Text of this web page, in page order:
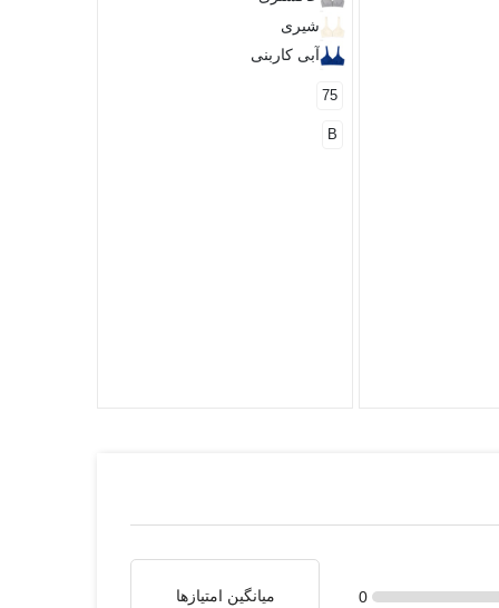
شیری
آبی کاربنی
75
B
میانگین امتیازها 0